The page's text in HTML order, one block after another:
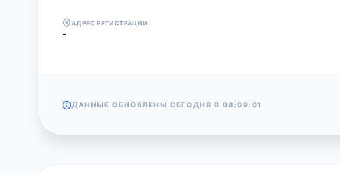
АДРЕС РЕГИСТРАЦИИ
-
ДАННЫЕ ОБНОВЛЕНЫ СЕГОДНЯ В08:09:01